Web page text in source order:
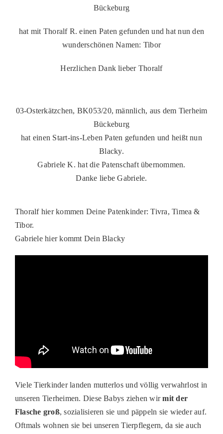
Bückeburg
hat mit Thoralf R. einen Paten gefunden und hat nun den
wunderschönen Namen: Tibor
Herzlichen Dank lieber Thoralf
03-Osterkätzchen, BK053/20, männlich, aus dem Tierheim
Bückeburg
hat einen Start-ins-Leben Paten gefunden und heißt nun
Blacky.
Gabriele K. hat die Patenschaft übernommen.
Danke liebe Gabriele.
Thoralf hier kommen Deine Patenkinder: Tivra, Timea &
Tibor.
Gabriele hier kommt Dein Blacky
Viele Tierkinder landen mutterlos und völlig verwahrlost in
unseren Tierheimen. Diese Babys ziehen wirmit der
Flasche groß, sozialisieren sie und päppeln sie wieder auf.
Oftmals wohnen sie bei unseren Tierpflegern, da sie auch